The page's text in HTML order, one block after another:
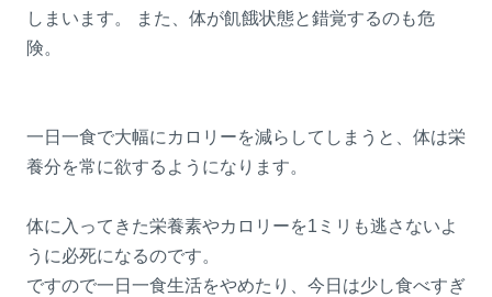
しまいます。 また、体が飢餓状態と錯覚するのも危
険。
一日一食で大幅にカロリーを減らしてしまうと、体は栄
養分を常に欲するようになります。
体に入ってきた栄養素やカロリーを1ミリも逃さないよ
うに必死になるのです。
ですので一日一食生活をやめたり、今日は少し食べすぎ